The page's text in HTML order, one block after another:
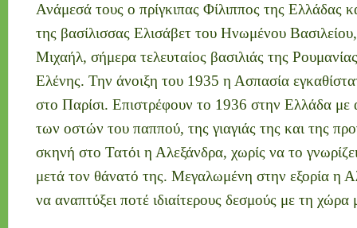
Ανάμεσά τους ο πρίγκιπας Φίλιππος της Ελλάδας
της βασίλισσας Ελισάβετ του Ηνωμένου
Μιχαήλ, σήμερα τελευταίος βασιλιάς της
Ελένης. Την άνοιξη του 1935 η Ασπασία
στο Παρίσι. Επιστρέφουν το 1936 στην Ελλάδα
των οστών του παππού, της γιαγιάς της και της
σκηνή στο Τατόι η Αλεξάνδρα, χωρίς να το
μετά τον θάνατό της. Μεγαλωμένη στην εξορία η
να αναπτύξει ποτέ ιδιαίτερους δεσμούς με τη χώρα